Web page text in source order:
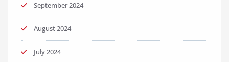
September 2024
August 2024
July 2024